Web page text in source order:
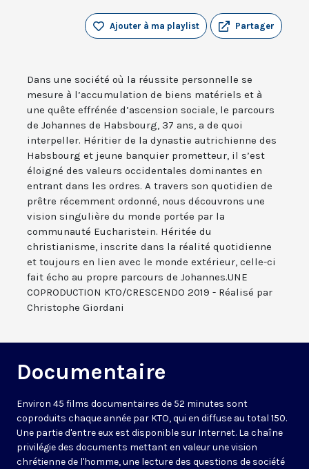
Partager
Ajouter à ma playlist
Dans une société où la réussite personnelle se
mesure à l’accumulation de biens matériels et à
une quête effrénée d’ascension sociale, le parcours
de Johannes de Habsbourg, 37 ans, a de quoi
interpeller. Héritier de la dynastie autrichienne des
Habsbourg et jeune banquier prometteur, il s’est
éloigné des valeurs occidentales dominantes en
entrant dans les ordres. A travers son quotidien de
prêtre récemment ordonné, nous découvrons une
vision singulière du monde portée par la
communauté Eucharistein. Héritée du
christianisme, inscrite dans la réalité quotidienne
et toujours en lien avec le monde extérieur, celle-ci
fait écho au propre parcours de Johannes.UNE
COPRODUCTION KTO/CRESCENDO 2019 - Réalisé par
Christophe Giordani
Documentaire
Environ 45 films documentaires de 52 minutes sont
coproduits chaque année par KTO, qui en diffuse au total 150.
Une partie d'entre eux est disponible sur Internet. La chaîne
privilégie des documents mettant en valeur une vision
chrétienne de l'homme, une lecture des questions de société